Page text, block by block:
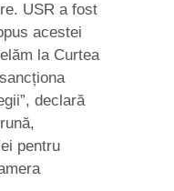
USR a fost
acestei
la Curtea
declară
pentru